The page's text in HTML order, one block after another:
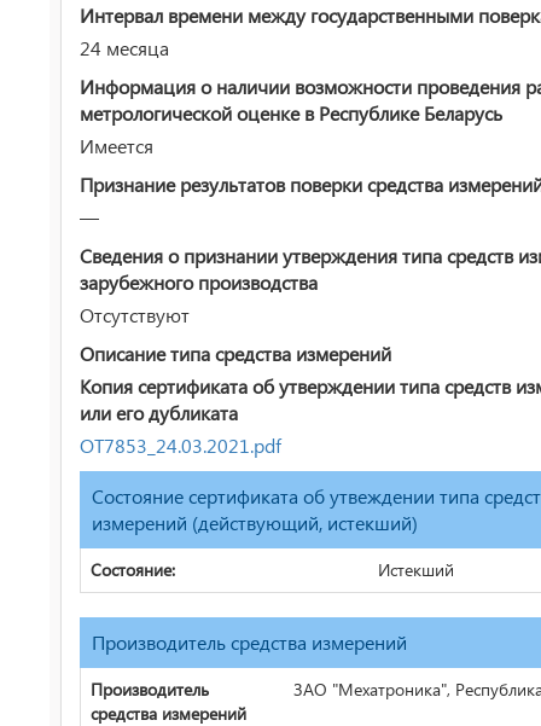
Интервал времени между государственными
24 месяца
Информация о наличии возможности проведения
метрологической оценке в Республике Беларусь
Имеется
Признание результатов поверки средства
—
Сведения о признании утверждения типа средств
зарубежного производства
Отсутствуют
Описание типа средства измерений
Копия сертификата об утверждении типа средств
или его дубликата
ОТ7853_24.03.2021.pdf
Состояние сертификата об утвеждении типа
измерений (действующий, истекший)
Состояние: Истекший
Производитель средства измерений
Производитель
средства измерений
ЗАО "Мехатроника",